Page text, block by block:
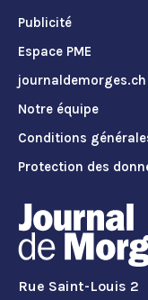
Publicité
Espace PME
Notre équipe
Conditions
Protection des
Rue Saint-Louis 2